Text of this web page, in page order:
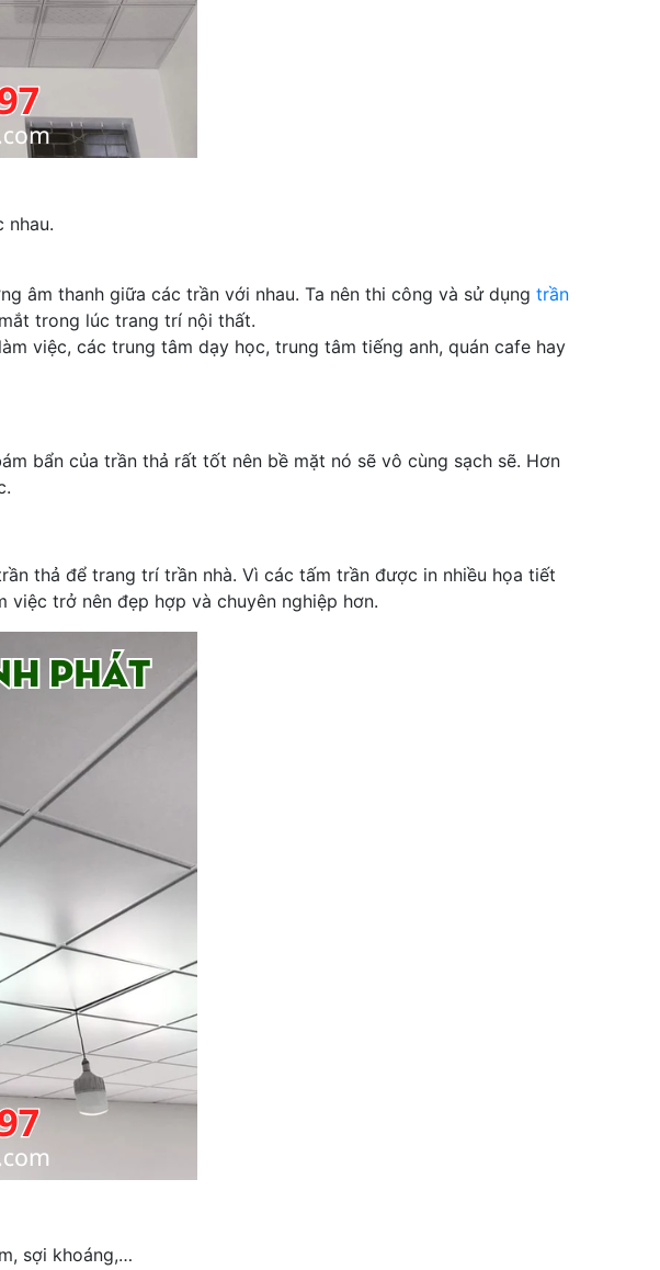
nhau.
âm thanh giữa các trần với nhau. Ta nên thi công và sử dụng trần
trong lúc trang trí nội thất.
việc, các trung tâm dạy học, trung tâm tiếng anh, quán cafe hay
bẩn của trần thả rất tốt nên bề mặt nó sẽ vô cùng sạch sẽ. Hơn
thả để trang trí trần nhà. Vì các tấm trần được in nhiều họa tiết
việc trở nên đẹp hợp và chuyên nghiệp hơn.
sợi khoáng,…